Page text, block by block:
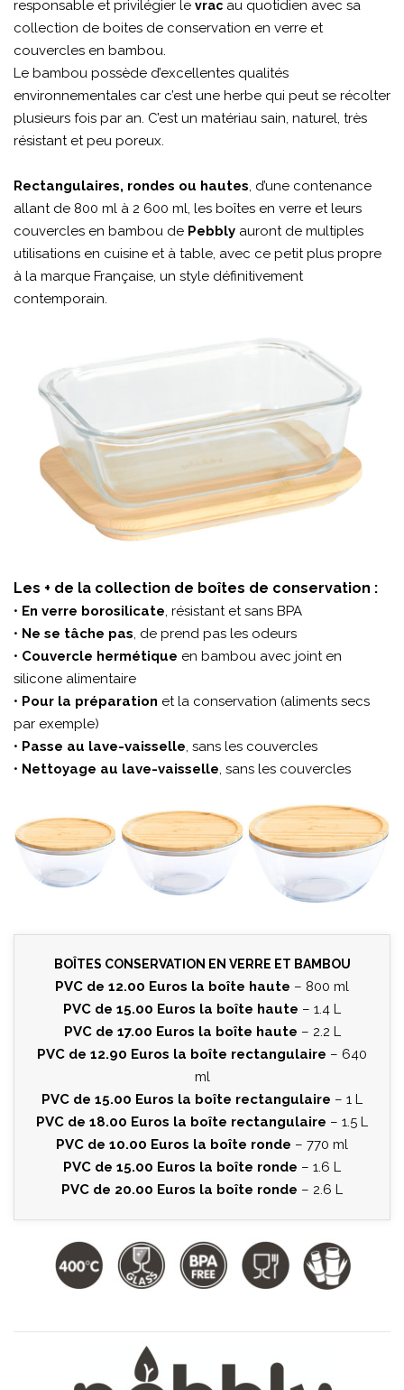
responsable et privilégier le vrac au quotidien avec sa
collection de boites de conservation en verre et
couvercles en bambou.
Le bambou possède d’excellentes qualités
environnementales car c’est une herbe qui peut se récolter
plusieurs fois par an. C’est un matériau sain, naturel, très
résistant et peu poreux.
Rectangulaires, rondes ou hautes, d’une contenance
allant de 800 ml à 2 600 ml, les boîtes en verre et leurs
couvercles en bambou de Pebbly auront de multiples
utilisations en cuisine et à table, avec ce petit plus propre
à la marque Française, un style définitivement
contemporain.
Les + de la collection de boîtes de conservation :
• En verre borosilicate, résistant et sans BPA
• Ne se tâche pas, de prend pas les odeurs
• Couvercle hermétique en bambou avec joint en
silicone alimentaire
• Pour la préparation et la conservation (aliments secs
par exemple)
• Passe au lave-vaisselle, sans les couvercles
• Nettoyage au lave-vaisselle, sans les couvercles
BOÎTES CONSERVATION EN VERRE ET BAMBOU
PVC de 12.00 Euros la boîte haute – 800 ml
PVC de 15.00 Euros la boîte haute – 1.4 L
PVC de 17.00 Euros la boîte haute – 2.2 L
PVC de 12.90 Euros la boîte rectangulaire – 640
ml
PVC de 15.00 Euros la boîte rectangulaire – 1 L
PVC de 18.00 Euros la boîte rectangulaire – 1.5 L
PVC de 10.00 Euros la boîte ronde – 770 ml
PVC de 15.00 Euros la boîte ronde – 1.6 L
PVC de 20.00 Euros la boîte ronde – 2.6 L